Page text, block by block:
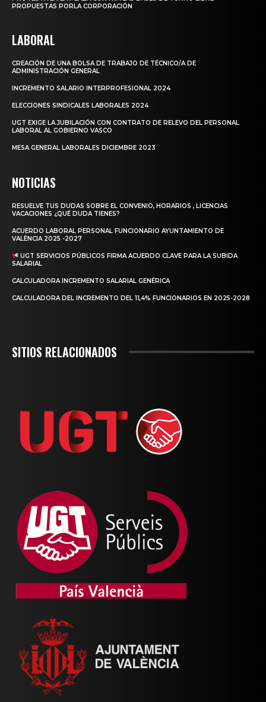
PROPUESTAS PORLA CORPORACIÓN
LABORAL
CREACIÓN DE UNA BOLSA DE TRABAJO DE TÉCNICO/A DE
ADMINISTRACIÓN GENERAL
INCREMENTO SALARIO INTERPROFESIONAL 2024
ELECCIONES SINDICALES LABORALES 2024
UGT EXIGE LA JUBILACIÓN CON CONTRATO DE RELEVO DEL PERSONAL
LABORAL AL GOBIERNO VASCO
MESA GENERAL LABORALES DICIEMBRE 2023
NOTICIAS
RESUELVE TUS DUDAS SOBRE EL CONVENIO, HORARIOS , LICENCIAS
VACACIONES ¿QUÉ DUDA TIENES?
ACUERDO LABORAL PERSONAL FUNCIONARIO AYUNTAMIENTO DE
VALÈNCIA 2025 -2027
UGT SERVICIOS PÚBLICOS FIRMA ACUERDO CLAVE PARA LA SUBIDA
SALARIAL
CALCULADORA INCREMENTO SALARIAL GENÉRICA
CALCULADORA DEL INCREMENTO DEL 11,4% FUNCIONARIOS EN 2025-2028
SITIOS RELACIONADOS